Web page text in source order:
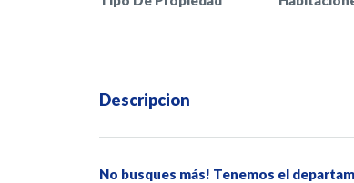
Descripcion
No busques más! Tenemos el